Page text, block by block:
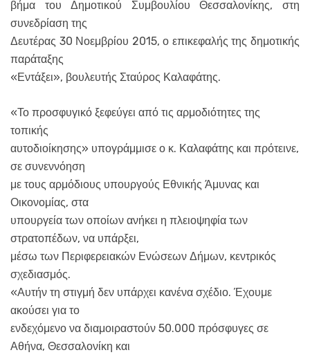
βήμα του Δημοτικού Συμβουλίου Θεσσαλονίκης, στη
συνεδρίαση της
Δευτέρας 30 Νοεμβρίου 2015, ο επικεφαλής της δημοτικής
παράταξης
«Εντάξει», βουλευτής Σταύρος Καλαφάτης.
«Το προσφυγικό ξεφεύγει από τις αρμοδιότητες της
τοπικής
αυτοδιοίκησης» υπογράμμισε ο κ. Καλαφάτης και πρότεινε,
σε συνεννόηση
με τους αρμόδιους υπουργούς Εθνικής Άμυνας και
Οικονομίας, στα
υπουργεία των οποίων ανήκει η πλειοψηφία των
στρατοπέδων, να υπάρξει,
μέσω των Περιφερειακών Ενώσεων Δήμων, κεντρικός
σχεδιασμός.
«Αυτήν τη στιγμή δεν υπάρχει κανένα σχέδιο. Έχουμε
ακούσει για το
ενδεχόμενο να διαμοιραστούν 50.000 πρόσφυγες σε
Αθήνα, Θεσσαλονίκη και